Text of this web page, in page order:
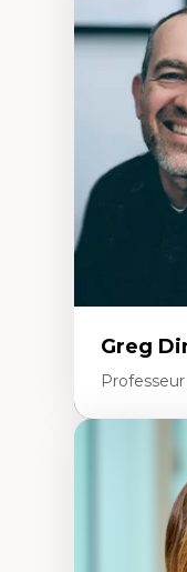
Données
Bioart,
créatives
Histoire
Internet
Métavers
Greg
Analyse
Analyse
travers